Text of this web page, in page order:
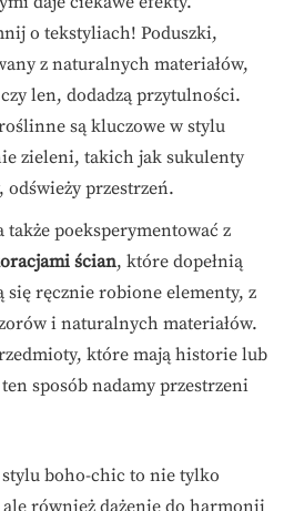
o tekstyliach! Poduszki,
z naturalnych materiałów,
len, dodadzą przytulności.
są kluczowe w stylu
zieleni, takich jak sukulenty
odświeży przestrzeń.
poeksperymentować z
ścian, które dopełnią
się ręcznie robione elementy, z
i naturalnych materiałów.
które mają historie lub
sposób nadamy przestrzeni
boho-chic to nie tylko